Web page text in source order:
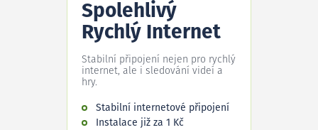
Spolehlivý
Rychlý Internet
Stabilní připojení nejen pro rychlý
internet, ale i sledování videí a
hry.
Stabilní internetové připojení
Instalace již za 1 Kč